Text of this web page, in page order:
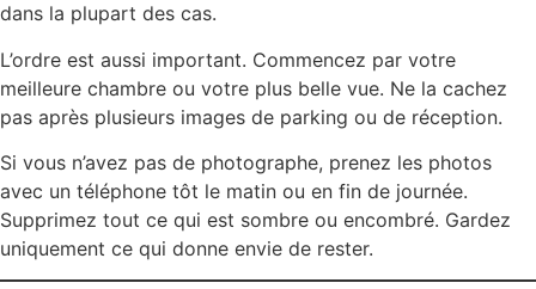
dans la plupart des cas.
L’ordre est aussi important. Commencez par votre
meilleure chambre ou votre plus belle vue. Ne la cachez
pas après plusieurs images de parking ou de réception.
Si vous n’avez pas de photographe, prenez les photos
avec un téléphone tôt le matin ou en fin de journée.
Supprimez tout ce qui est sombre ou encombré. Gardez
uniquement ce qui donne envie de rester.